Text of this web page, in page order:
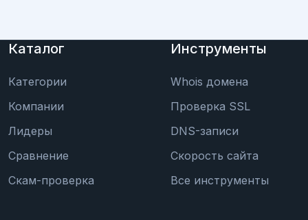
Каталог
Категории
Компании
Лидеры
Сравнение
Скам-проверка
Инструменты
Whois домена
Проверка SSL
DNS-записи
Скорость сайта
Все инструменты